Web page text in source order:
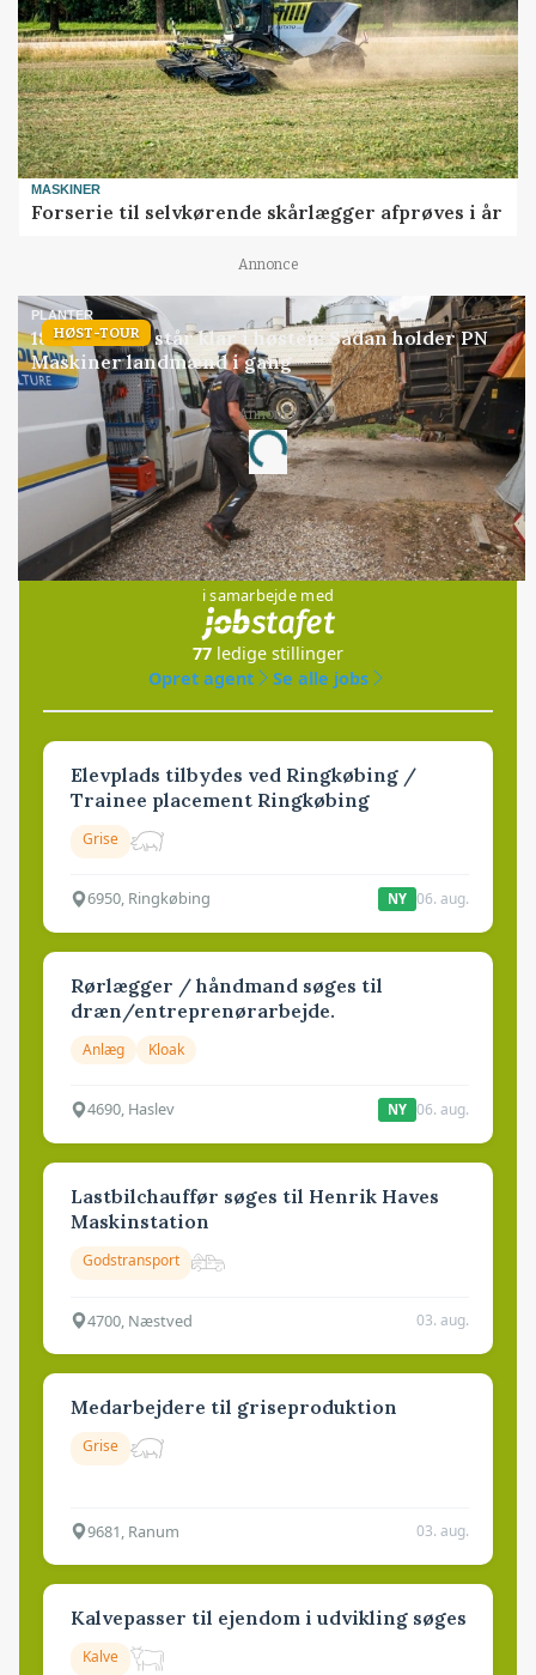
MASKINER
Forserie til selvkørende skårlægger afprøves i år
Annonce
HØST-TOUR
PLANTER
18 montører står klar i høsten: Sådan holder PN
Maskiner landmænd i gang
Annonce
Loading...
Jobs
i samarbejde med
77 ledige stillinger
Opret agent
Se alle jobs
Elevplads tilbydes ved Ringkøbing /
Trainee placement Ringkøbing
Grise
6950, Ringkøbing NY 06. aug.
Rørlægger / håndmand søges til
dræn/entreprenørarbejde.
Anlæg Kloak
4690, Haslev NY 06. aug.
Lastbilchauffør søges til Henrik Haves
Maskinstation
Godstransport
4700, Næstved 03. aug.
Medarbejdere til griseproduktion
Grise
9681, Ranum 03. aug.
Kalvepasser til ejendom i udvikling søges
Kalve